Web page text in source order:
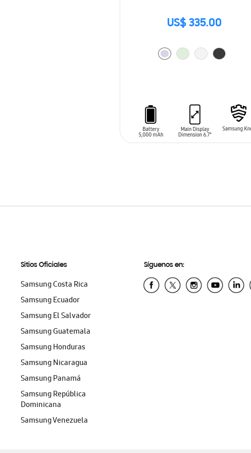
US$ 335.00
Sitios Oficiales
Samsung Costa Rica
Samsung Ecuador
Samsung El Salvador
Samsung Guatemala
Samsung Honduras
Samsung Nicaragua
Samsung Panamá
Samsung República
Dominicana
Samsung Venezuela
Síguenos en: